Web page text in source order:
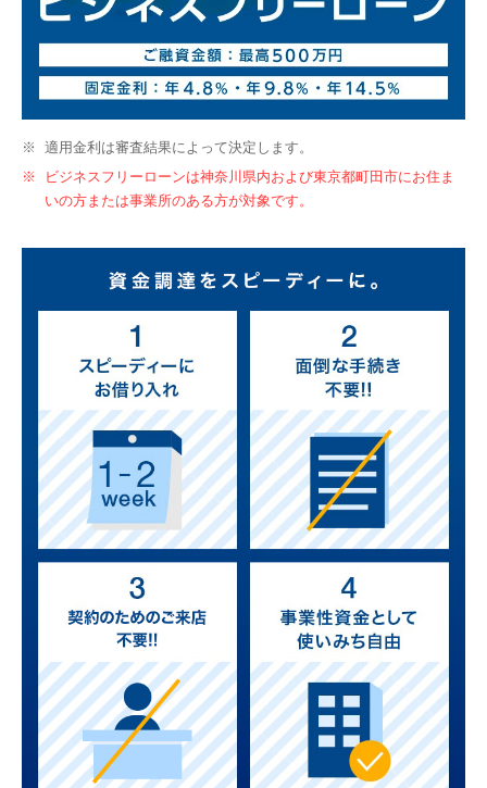
※
適用金利は審査結果によって決定します。
※
ビジネスフリーローンは神奈川県内および東京都町田市にお住ま
いの方または事業所のある方が対象です。